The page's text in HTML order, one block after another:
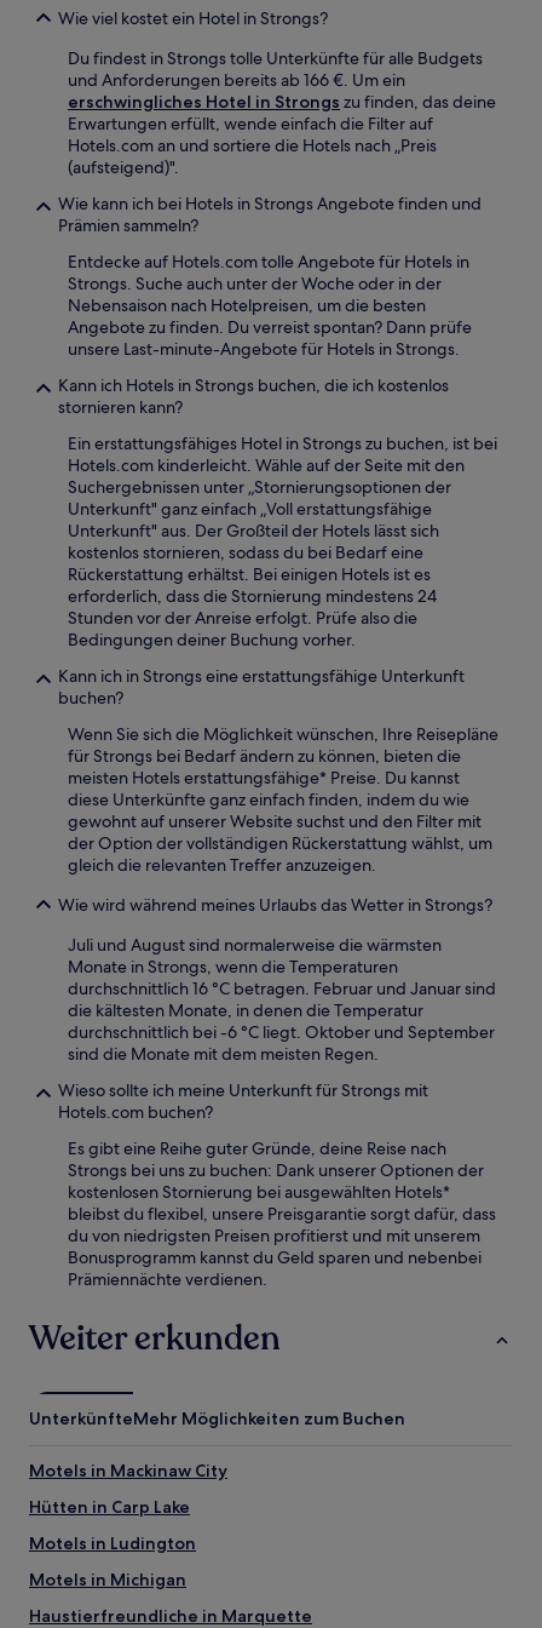
ändern.
können
zusätzliche
Bedingungen
gelten.
Wie viel kostet ein Hotel in Strongs?
Du findest in Strongs tolle Unterkünfte für alle Budgets
und Anforderungen bereits ab 166 €. Um ein
erschwingliches Hotel in Strongs zu finden, das deine
Erwartungen erfüllt, wende einfach die Filter auf
Hotels.com an und sortiere die Hotels nach „Preis
(aufsteigend)".
Wie kann ich bei Hotels in Strongs Angebote finden und
Prämien sammeln?
Entdecke auf Hotels.com tolle Angebote für Hotels in
Strongs. Suche auch unter der Woche oder in der
Nebensaison nach Hotelpreisen, um die besten
Angebote zu finden. Du verreist spontan? Dann prüfe
unsere Last-minute-Angebote für Hotels in Strongs.
Kann ich Hotels in Strongs buchen, die ich kostenlos
stornieren kann?
Ein erstattungsfähiges Hotel in Strongs zu buchen, ist bei
Hotels.com kinderleicht. Wähle auf der Seite mit den
Suchergebnissen unter „Stornierungsoptionen der
Unterkunft" ganz einfach „Voll erstattungsfähige
Unterkunft" aus. Der Großteil der Hotels lässt sich
kostenlos stornieren, sodass du bei Bedarf eine
Rückerstattung erhältst. Bei einigen Hotels ist es
erforderlich, dass die Stornierung mindestens 24
Stunden vor der Anreise erfolgt. Prüfe also die
Bedingungen deiner Buchung vorher.
Kann ich in Strongs eine erstattungsfähige Unterkunft
buchen?
Wenn Sie sich die Möglichkeit wünschen, Ihre Reisepläne
für Strongs bei Bedarf ändern zu können, bieten die
meisten Hotels erstattungsfähige* Preise. Du kannst
diese Unterkünfte ganz einfach finden, indem du wie
gewohnt auf unserer Website suchst und den Filter mit
der Option der vollständigen Rückerstattung wählst, um
gleich die relevanten Treffer anzuzeigen.
Wie wird während meines Urlaubs das Wetter in Strongs?
Juli und August sind normalerweise die wärmsten
Monate in Strongs, wenn die Temperaturen
durchschnittlich 16 °C betragen. Februar und Januar sind
die kältesten Monate, in denen die Temperatur
durchschnittlich bei -6 °C liegt. Oktober und September
sind die Monate mit dem meisten Regen.
Wieso sollte ich meine Unterkunft für Strongs mit
Hotels.com buchen?
Es gibt eine Reihe guter Gründe, deine Reise nach
Strongs bei uns zu buchen: Dank unserer Optionen der
kostenlosen Stornierung bei ausgewählten Hotels*
bleibst du flexibel, unsere Preisgarantie sorgt dafür, dass
du von niedrigsten Preisen profitierst und mit unserem
Bonusprogramm kannst du Geld sparen und nebenbei
Prämiennächte verdienen.
Weiter erkunden
UnterkünfteMehr Möglichkeiten zum Buchen
Motels in Mackinaw City
Hütten in Carp Lake
Motels in Ludington
Motels in Michigan
Haustierfreundliche in Marquette